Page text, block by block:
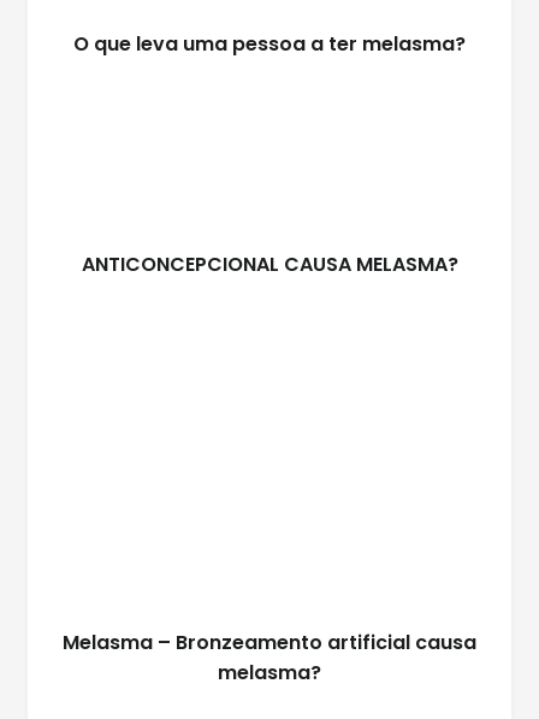
O que leva uma pessoa a ter melasma?
ANTICONCEPCIONAL CAUSA MELASMA?
Melasma – Bronzeamento artificial causa
melasma?